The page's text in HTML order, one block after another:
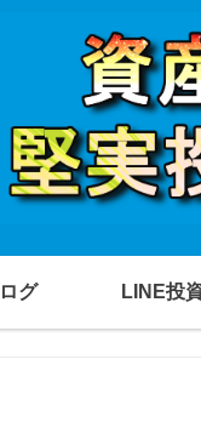
グ LINE投